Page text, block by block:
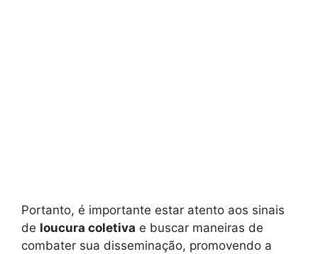
Portanto, é importante estar atento aos sinais
de loucura coletiva e buscar maneiras de
combater sua disseminação, promovendo a